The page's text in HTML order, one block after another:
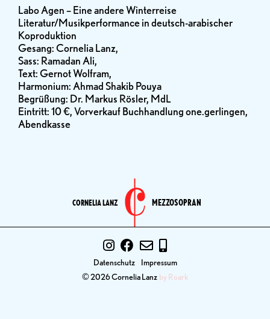
Labo Agen – Eine andere Winterreise
Literatur/Musikperformance in deutsch-arabischer
Koproduktion
Gesang: Cornelia Lanz,
Sass: Ramadan Ali,
Text: Gernot Wolfram,
Harmonium: Ahmad Shakib Pouya
Begrüßung: Dr. Markus Rösler, MdL
Eintritt: 10 €, Vorverkauf Buchhandlung one.gerlingen,
Abendkasse
CORNELIA LANZ MEZZOSOPRAN
© 2026 Cornelia Lanz by Roark
Datenschutz Impressum